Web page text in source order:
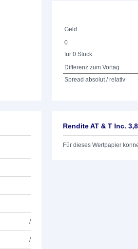
Geld
0
für 0 Stück
Differenz zum Vortag
Spread absolut / relativ
/
/
Rendite AT & T Inc.
Für dieses Wertpapier